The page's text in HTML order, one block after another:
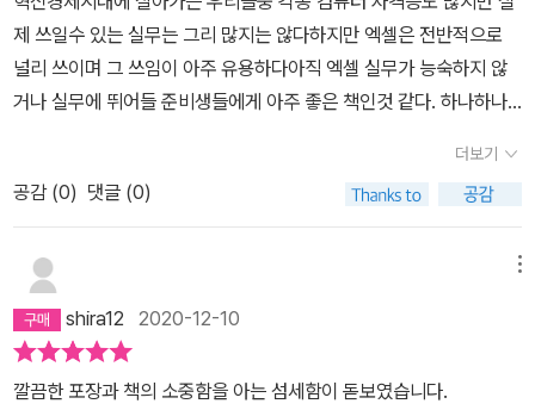
제 쓰일수 있는 실무는 그리 많지는 않다하지만 엑셀은 전반적으로
널리 쓰이며 그 쓰임이 아주 유용하다아직 엑셀 실무가 능숙하지 않
거나 실무에 뛰어들 준비생들에게 아주 좋은 책인것 같다. 하나하나
낌이다^^ 항상 정진하며 노력하는 사람이 되자!! 모두들 힘내세요 파
이팅!!!
더보기
공감 (0) 댓글 (0)
shira12 2020-12-10
깔끔한 포장과 책의 소중함을 아는 섬세함이 돋보였습니다.